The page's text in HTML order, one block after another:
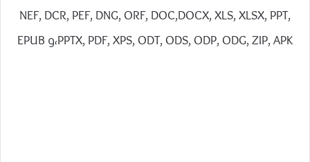
NEF, DCR, PEF, DNG, ORF, DOC,DOCX, XLS, XLSX, PPT,
PPTX, PDF, XPS, ODT, ODS, ODP, ODG, ZIP, APK،و EPUB